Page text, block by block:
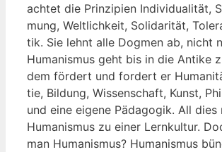
ach­tet die Prin­zi­pi­en Indi­vi­dua­li­tät,
mung, Welt­lich­keit, Soli­da­ri­tät,
tik. Sie lehnt alle Dog­men ab, nicht
Huma­nis­mus geht bis in die Anti­ke
dem för­dert und for­dert er
tie, Bil­dung, Wis­sen­schaft, Kunst,
und eine eige­ne Päd­ago­gik. All dies
Huma­nis­mus zu einer Lern­kul­tur.
man Huma­nis­mus? Huma­nis­mus